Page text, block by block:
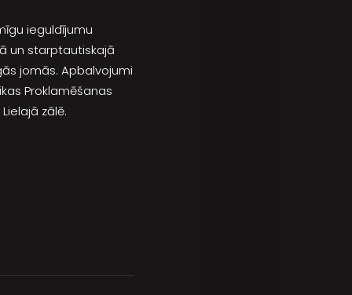
ieguldījumu
un starptautiskajā
jomās. Apbalvojumi
Proklamēšanas
zālē.